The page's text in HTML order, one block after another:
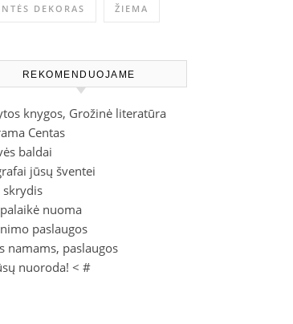
DEKORAS ŽIEMA
REKOMENDUOJAME
knygos, Grožinė literatūra
Centas
baldai
jūsų šventei
skrydis
nuoma
paslaugos
namams, paslaugos
nuoroda! < #